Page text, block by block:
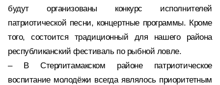
будут организованы конкурс исполнителей
патриотической песни, концертные программы. Кроме
того, состоится традиционный для нашего района
республиканский фестиваль по рыбной ловле.
– В Стерлитамакском районе патриотическое
воспитание молодёжи всегда являлось приоритетным